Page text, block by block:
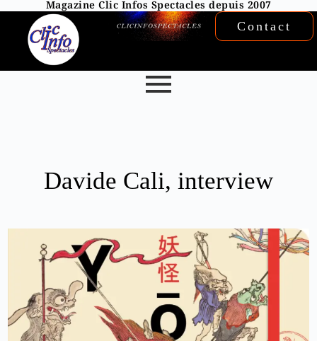
Magazine Clic Infos Spectacles depuis 2007
Contact
Davide Cali, interview